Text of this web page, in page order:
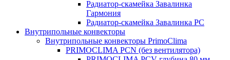
Радиатор-скамейка Завалинка
Гармония
Радиатор-скамейка Завалинка РС
Внутрипольные конвекторы
Внутрипольные конвекторы PrimoClima
PRIMOCLIMA PCN (без вентилятора)